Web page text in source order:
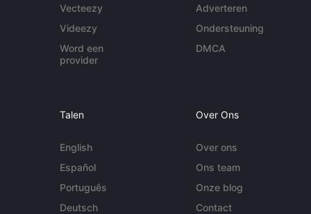
Vecteezy
Videezy
Word een
provider
Adverteren
Ondersteuning
DMCA
Talen
English
Español
Português
Deutsch
Over Ons
Over ons
Ons team
Onze blog
Contact